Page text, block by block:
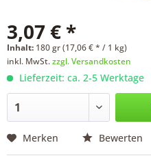
3,07 € *
Inhalt: 180 gr (17,06 € * / 1 kg)
inkl. MwSt.zzgl. Versandkosten
Lieferzeit: ca. 2-5 Werktage
Merken Bewerten